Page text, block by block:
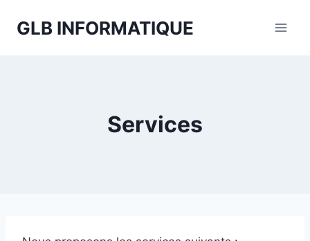
GLB INFORMATIQUE
Services